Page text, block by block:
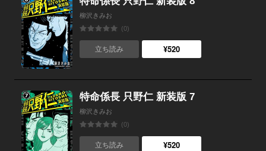
柳沢きみお
(0)
立ち読み ¥520
特命係長 只野仁 新装版 7
柳沢きみお
(0)
立ち読み ¥520